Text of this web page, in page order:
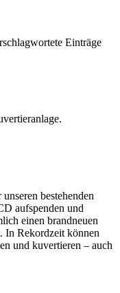
Einträge
bestehenden
aufspenden und
einen brandneuen
In Rekordzeit können
und kuvertieren – auch